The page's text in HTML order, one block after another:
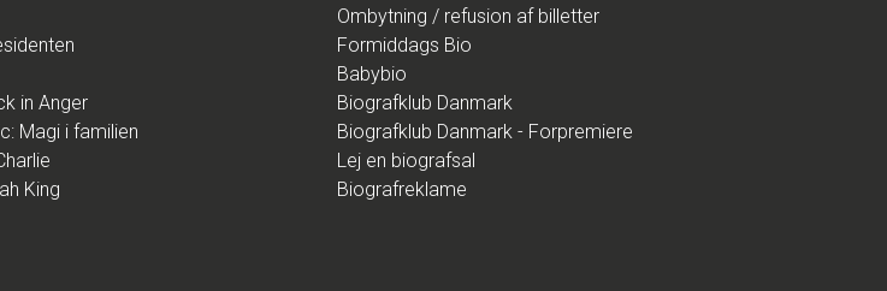
in Anger
Magi i familien
King
Ombytning / refusion af billetter
Formiddags Bio
Babybio
Biografklub Danmark
Biografklub Danmark - Forpremiere
Lej en biografsal
Biografreklame